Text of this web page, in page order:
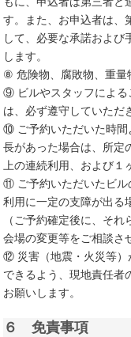
す。また、お申込者は、
して、必要な承諾および
します。
⑧ 危険物、腐敗物、重量
⑨ ビルやスタッフによる
は、必ず遵守していただ
⑩ ご予約いただいた時間
長があった場合は、所定
上の連続利用、および１
⑪ ご予約いただいたビル
利用に一定の支障が出る
（ご予約確定後に、そ
会場の変更等をご相談さ
⑫ 災害（地震・火災等）
できるよう、現地責任者
お願いします。
６ 免責事項